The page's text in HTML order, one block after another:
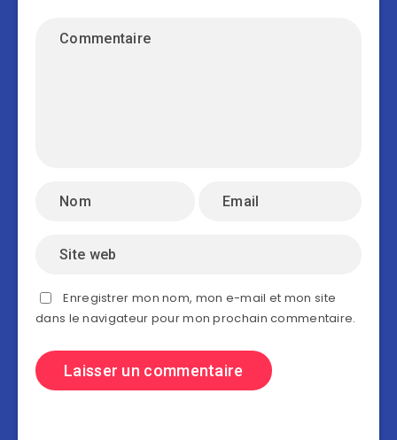
Enregistrer mon nom, mon e-mail et mon site
dans le navigateur pour mon prochain commentaire.